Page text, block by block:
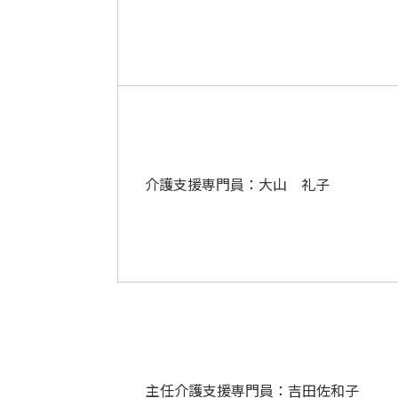
介護支援専門員：大山 礼子
主任介護支援専門員：吉